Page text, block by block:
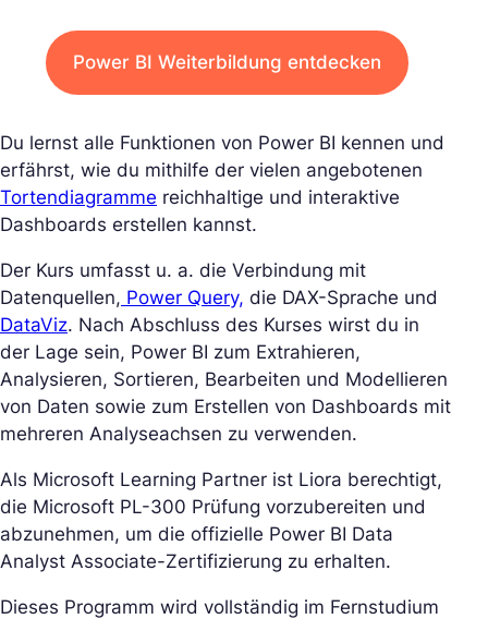
Power BI Weiterbildung entdecken
Du lernst alle Funktionen von Power BI kennen und
erfährst, wie du mithilfe der vielen angebotenen
Tortendiagramme reichhaltige und interaktive
Dashboards erstellen kannst.
Der Kurs umfasst u. a. die Verbindung mit
Datenquellen, Power Query, die DAX-Sprache und
DataViz. Nach Abschluss des Kurses wirst du in
der Lage sein, Power BI zum Extrahieren,
Analysieren, Sortieren, Bearbeiten und Modellieren
von Daten sowie zum Erstellen von Dashboards mit
mehreren Analyseachsen zu verwenden.
Als Microsoft Learning Partner ist Liora berechtigt,
die Microsoft PL-300 Prüfung vorzubereiten und
abzunehmen, um die offizielle Power BI Data
Analyst Associate-Zertifizierung zu erhalten.
Dieses Programm wird vollständig im Fernstudium